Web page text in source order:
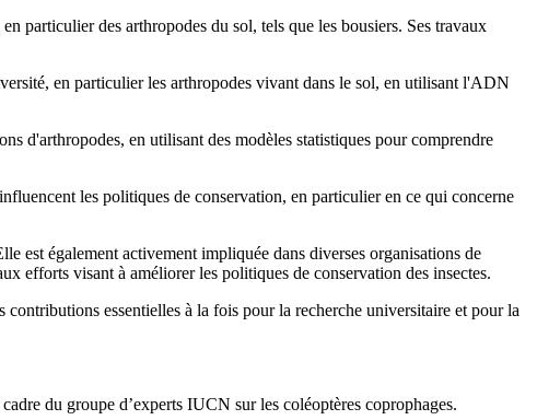
particulier des arthropodes du sol, tels que les bousiers. Ses travaux
en particulier les arthropodes vivant dans le sol, en utilisant l'ADN
d'arthropodes, en utilisant des modèles statistiques pour comprendre
les politiques de conservation, en particulier en ce qui concerne
est également activement impliquée dans diverses organisations de
efforts visant à améliorer les politiques de conservation des insectes.
essentielles à la fois pour la recherche universitaire et pour la
du groupe d’experts IUCN sur les coléoptères coprophages.